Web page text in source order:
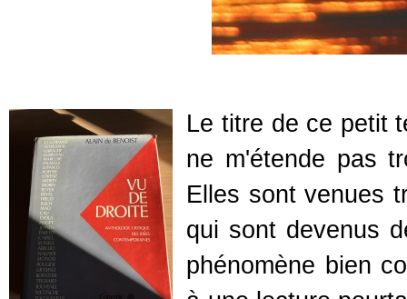
Le titre de ce petit
ne m'étende pas
Elles sont venues
qui sont devenus
phénomène bien